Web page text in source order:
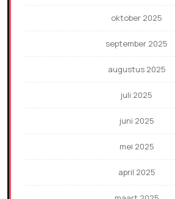
oktober 2025
september 2025
augustus 2025
juli 2025
juni 2025
mei 2025
april 2025